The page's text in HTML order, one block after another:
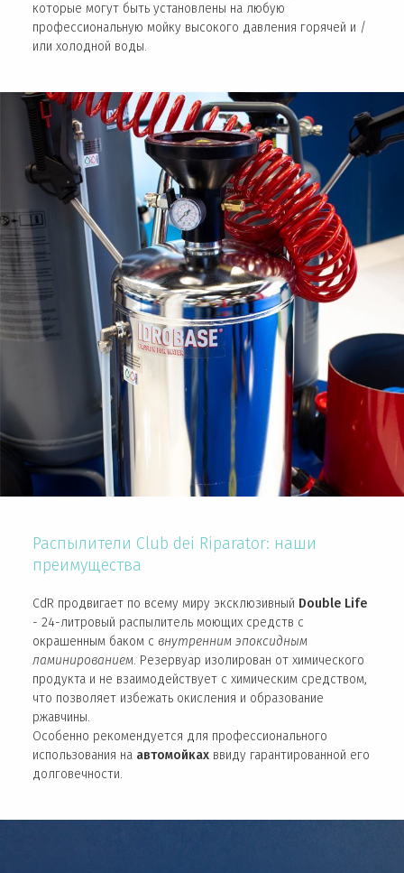
которые могут быть установлены на любую
профессиональную мойку высокого давления горячей и /
или холодной воды.
Распылители Club dei Riparator: наши
преимущества
CdR продвигает по всему миру эксклюзивный Double Life
- 24-литровый распылитель моющих средств с
окрашенным баком с внутренним эпоксидным
ламинированием. Резервуар изолирован от химического
продукта и не взаимодействует с химическим средством,
что позволяет избежать окисления и образование
ржавчины.
Особенно рекомендуется для профессионального
использования на автомойкахввиду гарантированной его
долговечности.